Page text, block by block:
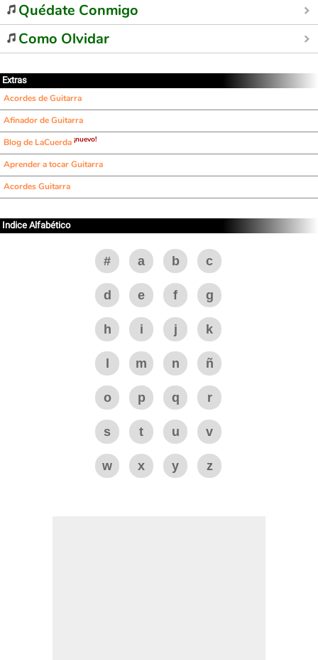
Quédate Conmigo
Como Olvidar
Extras
Acordes de Guitarra
Afinador de Guitarra
Blog de LaCuerda ¡nuevo!
Aprender a tocar Guitarra
Acordes Guitarra
Indice Alfabético
# a b c
d e f g
h i j k
m n ñ
o p q r
s t u v
w x y z